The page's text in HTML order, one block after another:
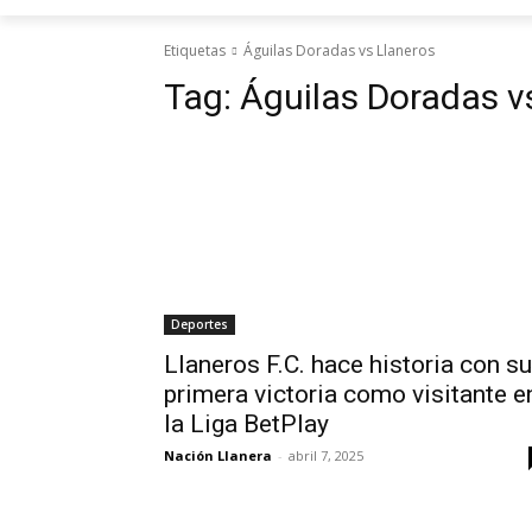
Etiquetas Águilas Doradas vs Llaneros
Tag: Águilas Doradas
Deportes
Llaneros F.C. hace historia con su
primera victoria como visitante
la Liga BetPlay
Nación Llanera - abril 7, 2025